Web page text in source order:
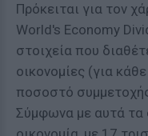
Πρόκειται για τον
World's Economy
στοιχεία που
οικονομίες (για
ποσοστό
Σύμφωνα με αυτά τα